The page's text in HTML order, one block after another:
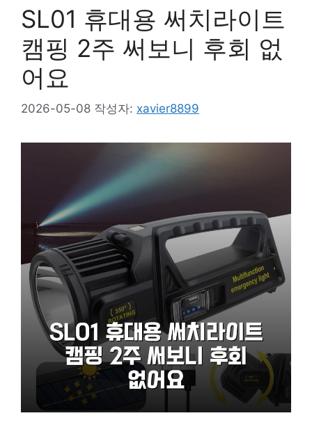
SL01 휴대용 써치라이트
캠핑 2주 써보니 후회 없
어요
2026-05-08 작성자: xavier8899